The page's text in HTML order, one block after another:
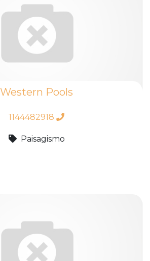
Western Pools
1144482918
Paisagismo